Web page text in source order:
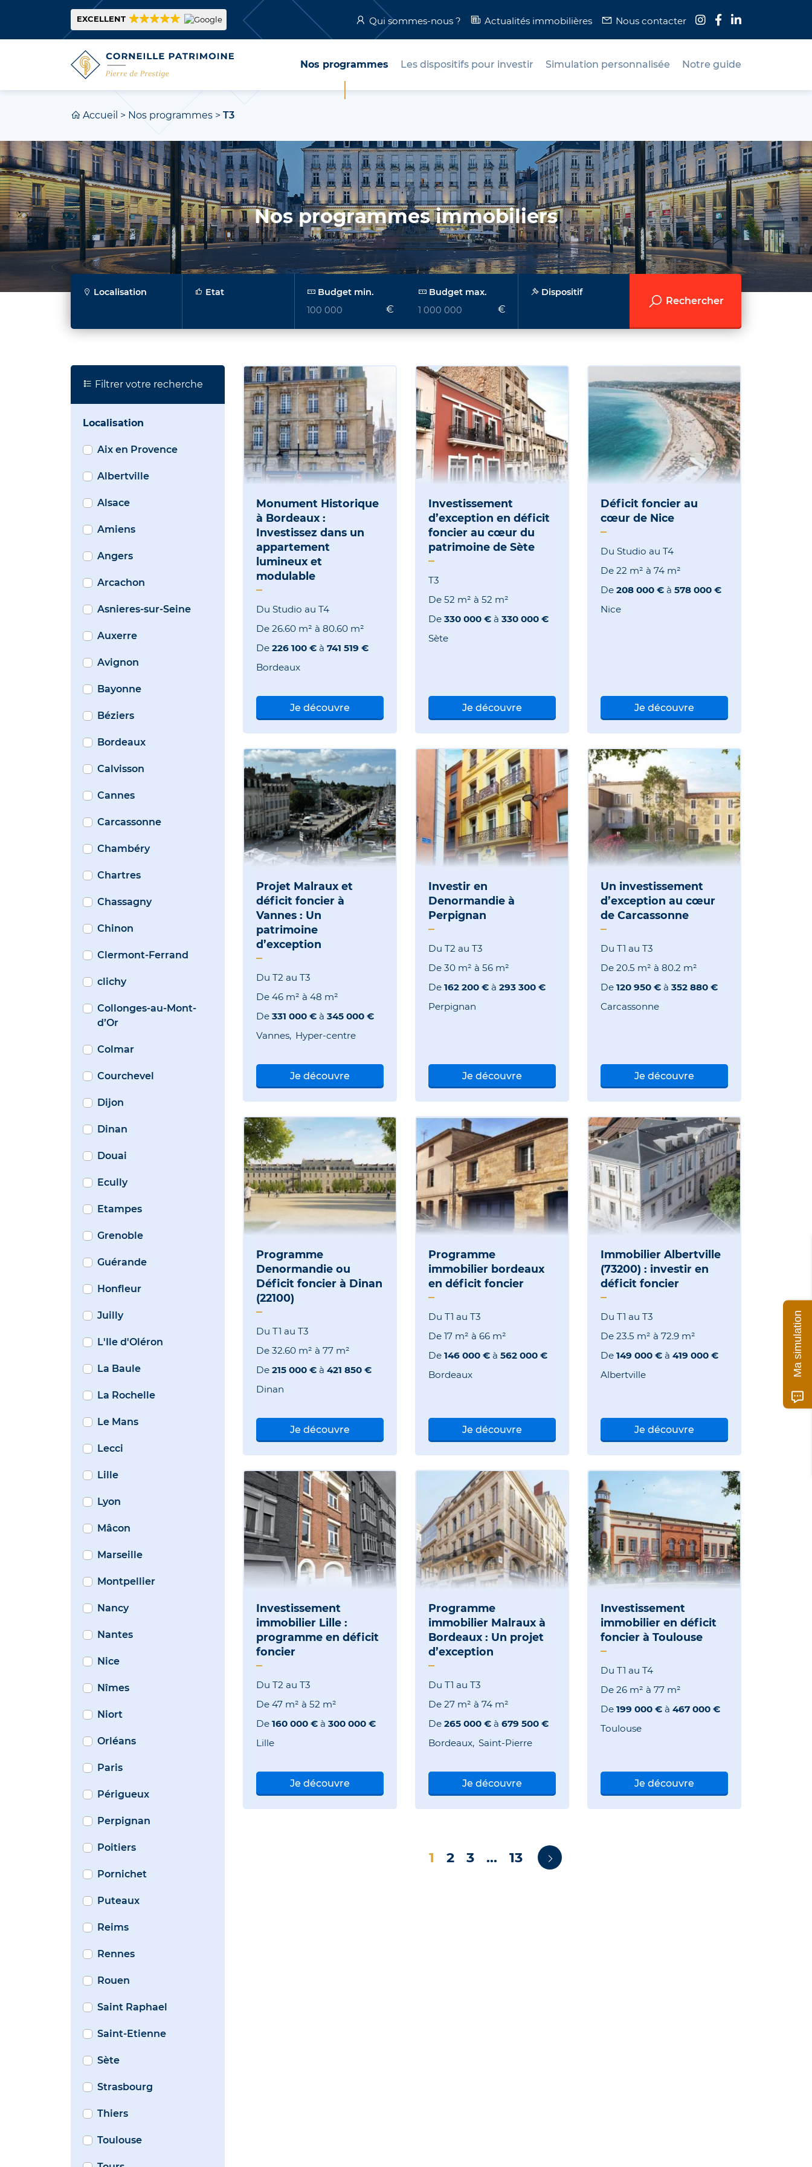
EXCELLENT Qui sommes-nous ? Actualités immobilières Nous contacter
Nos programmes Les dispositifs pour investir Simulation personnalisée Notre guide
Accueil > Nos programmes > T3
Nos programmes immobiliers
Localisation Etat Budget min.
€
Budget max.
€
Dispositif
Rechercher
Filtrer votre recherche
Localisation
Aix en Provence
Albertville
Alsace
Amiens
Angers
Arcachon
Asnieres-sur-Seine
Auxerre
Avignon
Bayonne
Béziers
Bordeaux
Calvisson
Cannes
Carcassonne
Chambéry
Chartres
Chassagny
Chinon
Clermont-Ferrand
clichy
Collonges-au-Mont-
d’Or
Colmar
Courchevel
Dijon
Dinan
Douai
Ecully
Etampes
Grenoble
Guérande
Honfleur
Juilly
L'Ile d'Oléron
La Baule
La Rochelle
Le Mans
Lecci
Lille
Lyon
Mâcon
Marseille
Montpellier
Nancy
Nantes
Nice
Nîmes
Niort
Orléans
Paris
Périgueux
Perpignan
Poitiers
Pornichet
Puteaux
Reims
Rennes
Rouen
Saint Raphael
Saint-Etienne
Sète
Strasbourg
Thiers
Toulouse
Monument Historique
à Bordeaux :
Investissez dans un
appartement
lumineux et
modulable
Du Studio au T4
De 26.60 m² à 80.60 m²
De 226 100 € à 741 519 €
Bordeaux
Je découvre
Investissement
d’exception en déficit
foncier au cœur du
patrimoine de Sète
T3
De 52 m² à 52 m²
De 330 000 €à 330 000 €
Sète
Je découvre
Déficit foncier au
cœur de Nice
Du Studio au T4
De 22 m² à 74 m²
De 208 000 €à 578 000 €
Nice
Je découvre
Projet Malraux et
déficit foncier à
Vannes : Un
patrimoine
d’exception
Du T2 au T3
De 46 m² à 48 m²
De 331 000 € à 345 000 €
Vannes Hyper-centre
Je découvre
Investir en
Denormandie à
Perpignan
Du T2 au T3
De 30 m² à 56 m²
De 162 200 €à 293 300 €
Perpignan
Je découvre
Un investissement
d’exception au cœur
de Carcassonne
Du T1 au T3
De 20.5 m² à 80.2 m²
De 120 950 €à 352 880 €
Carcassonne
Je découvre
Programme
Denormandie ou
Déficit foncier à Dinan
(22100)
Du T1 au T3
De 32.60 m² à 77 m²
De 215 000 € à 421 850 €
Dinan
Je découvre
Programme
immobilier bordeaux
en déficit foncier
Du T1 au T3
De 17 m² à 66 m²
De 146 000 €à 562 000 €
Bordeaux
Je découvre
Immobilier Albertville
(73200) : investir en
déficit foncier
Du T1 au T3
De 23.5 m² à 72.9 m²
De 149 000 €à 419 000 €
Albertville
Je découvre
Investissement
immobilier Lille :
programme en déficit
foncier
Du T2 au T3
De 47 m² à 52 m²
De 160 000 € à 300 000 €
Lille
Je découvre
Programme
immobilier Malraux à
Bordeaux : Un projet
d’exception
Du T1 au T3
De 27 m² à 74 m²
De 265 000 €à 679 500 €
Bordeaux Saint-Pierre
Je découvre
Investissement
immobilier en déficit
foncier à Toulouse
Du T1 au T4
De 26 m² à 77 m²
De 199 000 €à 467 000 €
Toulouse
Je découvre
1 2 3 … 13
Ma simulation